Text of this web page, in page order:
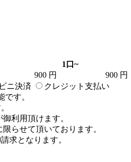
1口~
900 円 900 円
ニ決済
クレジット支払い
す。
利用頂けます。
らせて頂いております。
求となります。